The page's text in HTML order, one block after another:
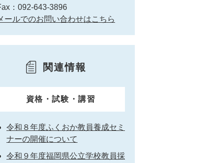
：092-643-3896
ールでのお問い合わせはこちら
関連情報
資格・試験・講習
令和８年度ふくおか教員養成セミ
ナーの開催について
令和９年度福岡県公立学校教員採